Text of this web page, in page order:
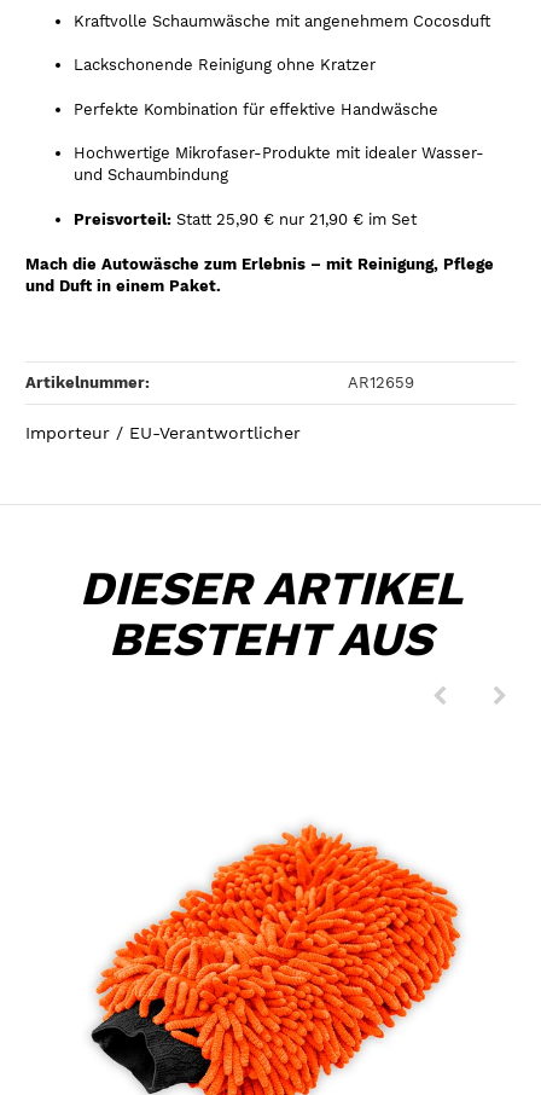
Kraftvolle Schaumwäsche mit angenehmem Cocosduft
Lackschonende Reinigung ohne Kratzer
Perfekte Kombination für effektive Handwäsche
Hochwertige Mikrofaser-Produkte mit idealer Wasser-
und Schaumbindung
Preisvorteil: Statt 25,90 € nur 21,90 € im Set
Mach die Autowäsche zum Erlebnis – mit Reinigung, Pflege
und Duft in einem Paket.
Artikelnummer: AR12659
Importeur / EU-Verantwortlicher
DIESER ARTIKEL
BESTEHT AUS